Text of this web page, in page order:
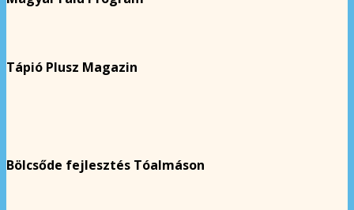
Tápió Plusz Magazin
Bölcsőde fejlesztés Tóalmáson